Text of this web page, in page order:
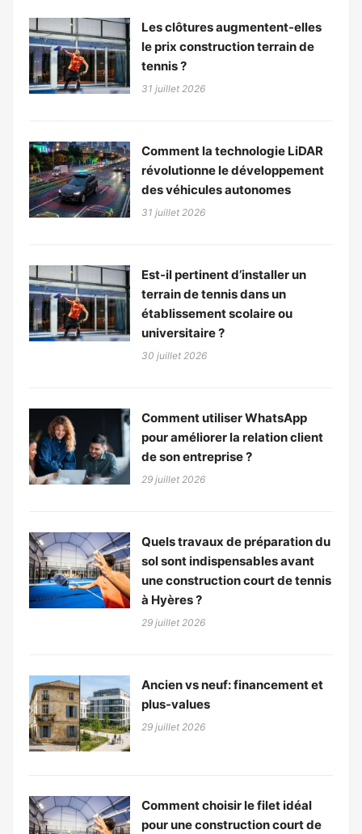
Les clôtures augmentent-elles
le prix construction terrain de
tennis ?
31 juillet 2026
Comment la technologie LiDAR
révolutionne le développement
des véhicules autonomes
31 juillet 2026
Est-il pertinent d’installer un
terrain de tennis dans un
établissement scolaire ou
universitaire ?
30 juillet 2026
Comment utiliser WhatsApp
pour améliorer la relation client
de son entreprise ?
29 juillet 2026
Quels travaux de préparation du
sol sont indispensables avant
une construction court de tennis
à Hyères ?
29 juillet 2026
Ancien vs neuf: financement et
plus-values
29 juillet 2026
Comment choisir le filet idéal
pour une construction court de